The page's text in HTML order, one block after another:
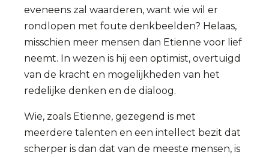
eveneens zal waarderen, want wie wil er
rondlopen met foute denkbeelden? Helaas,
misschien meer mensen dan Etienne voor lief
neemt. In wezen is hij een optimist, overtuigd
van de kracht en mogelijkheden van het
redelijke denken en de dialoog.
Wie, zoals Etienne, gezegend is met
meerdere talenten en een intellect bezit dat
scherper is dan dat van de meeste mensen, is